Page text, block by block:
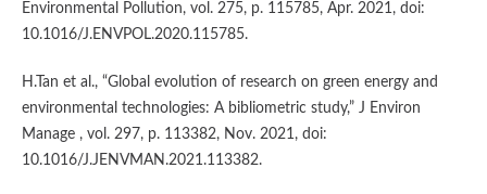
Environmental Pollution, vol. 275, p. 115785, Apr. 2021, doi:
10.1016/J.ENVPOL.2020.115785.
H.Tan et al., “Global evolution of research on green energy and
environmental technologies: A bibliometric study,” J Environ
Manage , vol. 297, p. 113382, Nov. 2021, doi:
10.1016/J.JENVMAN.2021.113382.